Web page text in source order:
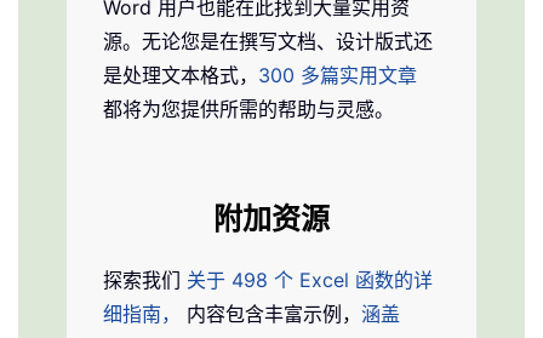
Word 用户也能在此找到大量实用资
源。无论您是在撰写文档、设计版式还
是处理文本格式， 300 多篇实用文章
都将为您提供所需的帮助与灵感。
附加资源
探索我们 关于 498 个 Excel 函数的详
细指南，
内容包含丰富示例， 涵盖